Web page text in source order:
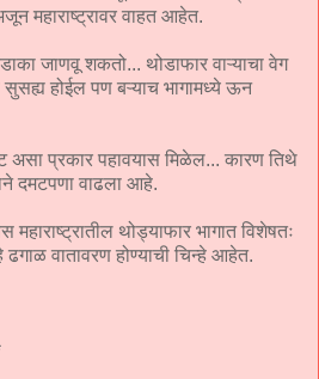
महाराष्ट्रावर वाहत आहेत.
जाणवू शकतो... थोडाफार वाऱ्याचा वेग
होईल पण बऱ्याच भागामध्ये ऊन
असा प्रकार पहावयास मिळेल... कारण तिथे
दमटपणा वाढला आहे.
थोड्याफार भागात विशेषतः
ढगाळ वातावरण होण्याची चिन्हे आहेत.